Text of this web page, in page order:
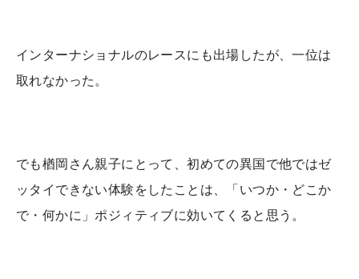
インターナショナルのレースにも出場したが、一位は
取れなかった。
でも楢岡さん親子にとって、初めての異国で他ではゼ
ッタイできない体験をしたことは、「いつか・どこか
で・何かに」ポジィティブに効いてくると思う。